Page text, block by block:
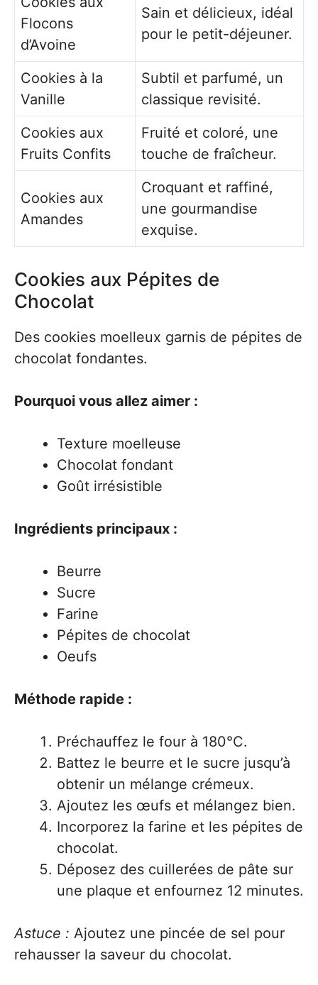
Flocons
d’Avoine
Sain et délicieux, idéal
pour le petit-déjeuner.
Cookies à la
Vanille
Subtil et parfumé, un
classique revisité.
Cookies aux
Fruits Confits
Fruité et coloré, une
touche de fraîcheur.
Cookies aux
Amandes
Croquant et raffiné,
une gourmandise
exquise.
Cookies aux Pépites de
Chocolat
Des cookies moelleux garnis de pépites de
chocolat fondantes.
Pourquoi vous allez aimer :
Texture moelleuse
Chocolat fondant
Goût irrésistible
Ingrédients principaux :
Beurre
Sucre
Farine
Pépites de chocolat
Oeufs
Méthode rapide :
Préchauffez le four à 180°C.
Battez le beurre et le sucre jusqu’à
obtenir un mélange crémeux.
Ajoutez les œufs et mélangez bien.
Incorporez la farine et les pépites de
chocolat.
Déposez des cuillerées de pâte sur
une plaque et enfournez 12 minutes.
Astuce : Ajoutez une pincée de sel pour
rehausser la saveur du chocolat.